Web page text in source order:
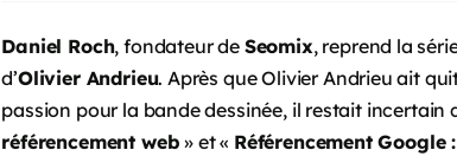
Daniel Roch, fondateur de Seomix, reprend la
d’Olivier Andrieu. Après que Olivier Andrieu ait
passion pour la bande dessinée, il restait incertain
référencement web » et « Référencement Google